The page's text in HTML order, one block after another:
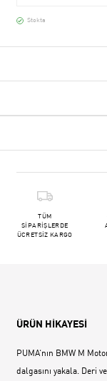
Stokta
TÜM
SİPARİŞLERDE
ÜCRETSİZ KARGO
ÜRÜN HİKAYESİ
PUMA‘nın BMW M
dalgasını yakala. Deri